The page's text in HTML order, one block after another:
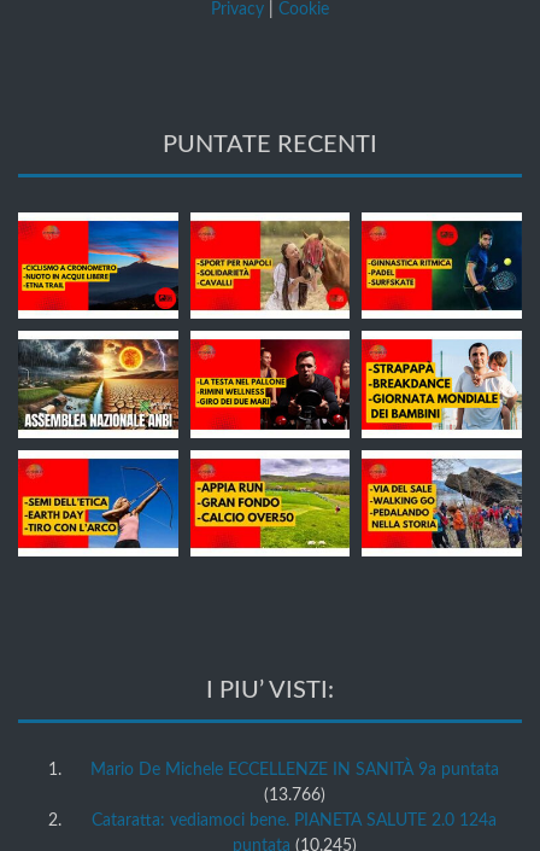
Privacy Cookie
PUNTATE RECENTI
I PIU’ VISTI:
Mario De Michele ECCELLENZE IN SANITÀ 9a puntata
(13.766)
Cataratta: vediamoci bene. PIANETA SALUTE 2.0 124a
puntata (10.245)